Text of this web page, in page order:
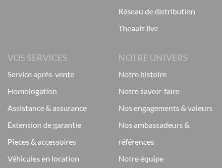
réseau de distribution
theault live
VOS SERVICES
service après-vente
homologation
assistance & assurance
extension de garantie
pieces & accessoires
véhicules en location
NOTRE UNIVERS
notre histoire
notre savoir-faire
nos engagements & valeurs
nos ambassadeurs &
références
notre équipe